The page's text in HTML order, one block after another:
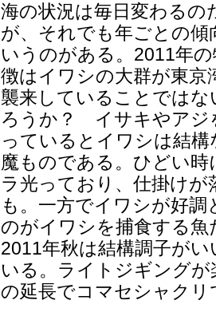
海の状況は毎日変わるの
が、それでも年ごとの傾
いうのがある。2011年
徴はイワシの大群が東京
襲来していることではな
ろうか？ イサキやアジ
っているとイワシは結構
魔ものである。ひどい
ラ光っており、仕掛け
も。一方でイワシが好
のがイワシを捕食する
2011年秋は結構調子が
いる。ライトジギング
の延長でコマセシャク